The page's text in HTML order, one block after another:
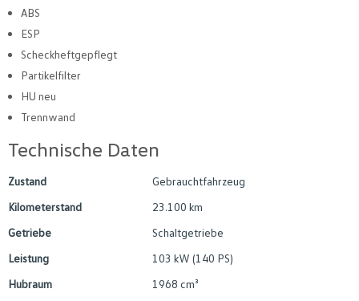
ABS
ESP
Scheckheftgepflegt
Partikelfilter
HU neu
Trennwand
Technische Daten
Zustand
Gebrauchtfahrzeug
Kilometerstand
23.100 km
Getriebe
Schaltgetriebe
Leistung
103 kW (140 PS)
Hubraum
1968 cm³